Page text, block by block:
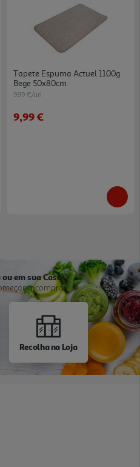
Tapete Espuma Actuel 1100g
Bege 50x80cm
9.99 €/un
9,99 €
em sua Casa
a comprar
Recolha na Loja